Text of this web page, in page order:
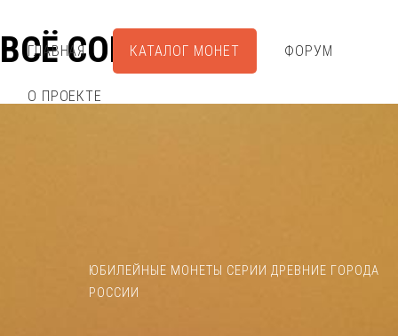
ВСЁ СОБРАЛ
ГЛАВНАЯ КАТАЛОГ МОНЕТ ФОРУМ
О ПРОЕКТЕ
ЮБИЛЕЙНЫЕ МОНЕТЫ СЕРИИ ДРЕВНИЕ ГОРОДА
РОССИИ